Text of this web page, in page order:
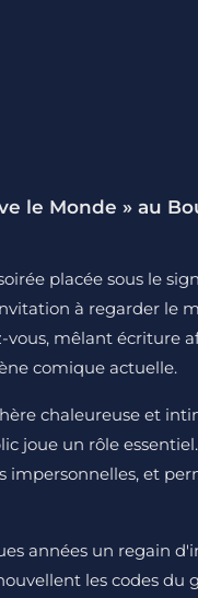
le Monde » au
placée sous le
à regarder le
mêlant écriture
comique actuelle.
chaleureuse et
joue un rôle
impersonnelles, et
années un regain
les codes du